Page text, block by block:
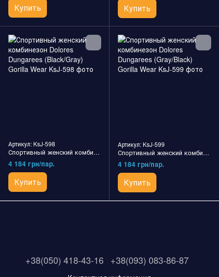
Купить Купить
Артикул: KsJ-598
Спортивный женский комбинезон Dolores Dungarees (Black/Gray) Gorilla Wear
4 184 грн/пар.
Купить
Артикул: KsJ-599
Спортивный женский комбинезон Dolores Dungarees (Gray/Black) Gorilla Wear
4 184 грн/пар.
Купить
+38(050) 418-43-16 +38(093) 083-86-87